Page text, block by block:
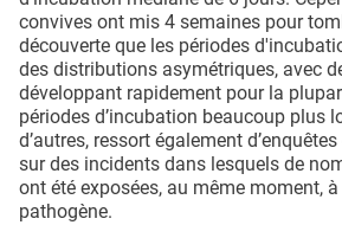
convives ont mis 4 semaines pour
découverte que les périodes
des distributions asymétriques, avec
développant rapidement pour la
périodes d’incubation beaucoup plus
d’autres, ressort également
sur des incidents dans lesquels de
ont été exposées, au même moment,
pathogène.